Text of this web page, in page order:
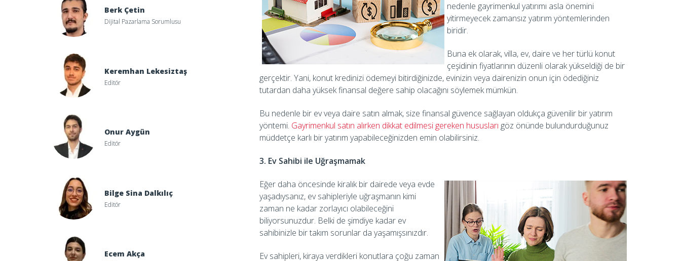
Berk Çetin
Dijital Pazarlama Sorumlusu
Keremhan Lekesiztaş
Editör
Onur Aygün
Editör
Bilge Sina Dalkılıç
Editör
Ecem Akça
nedenle gayrimenkul yatırımı asla önemini
yitirmeyecek zamansız yatırım yöntemlerinden
biridir.
Buna ek olarak, villa, ev, daire ve her türlü konut
çeşidinin fiyatlarının düzenli olarak yükseldiği de bir
gerçektir. Yani, konut kredinizi ödemeyi bitirdiğinizde, evinizin veya dairenizin onun için ödediğiniz
tutardan daha yüksek finansal değere sahip olacağını söylemek mümkün.
Bu nedenle bir ev veya daire satın almak, size finansal güvence sağlayan oldukça güvenilir bir yatırım
yöntemi. Gayrimenkul satın alırken dikkat edilmesi gereken hususları göz önünde bulundurduğunuz
müddetçe karlı bir yatırım yapabileceğinizden emin olabilirsiniz.
3. Ev Sahibi ile Uğraşmamak
Eğer daha öncesinde kiralık bir dairede veya evde
yaşadıysanız, ev sahipleriyle uğraşmanın kimi
zaman ne kadar zorlayıcı olabileceğini
biliyorsunuzdur. Belki de şimdiye kadar ev
sahibinizle bir takım sorunlar da yaşamışsınızdır.
Ev sahipleri, kiraya verdikleri konutlara çoğu zaman